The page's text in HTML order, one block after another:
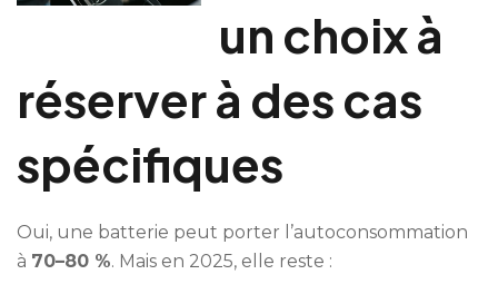
un choix à
réserver à des cas
spécifiques
Oui, une batterie peut porter l’autoconsommation
à 70–80 %. Mais en 2025, elle reste :